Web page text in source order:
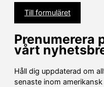
Till formuläret
Prenumerera
vårt
Håll dig uppdaterad om
senaste inom amerikansk